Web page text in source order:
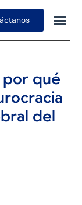
por qué
del